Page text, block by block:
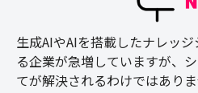
生成AIやAIを搭載したナレッ
る企業が急増していますが、
てが解決されるわけではありま